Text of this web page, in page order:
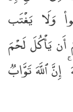
وَلَا يَغْتَب
يَأْكُلَ لَحْمَ
إِنَّ ٱللَّهَ تَوَّابٌۭ